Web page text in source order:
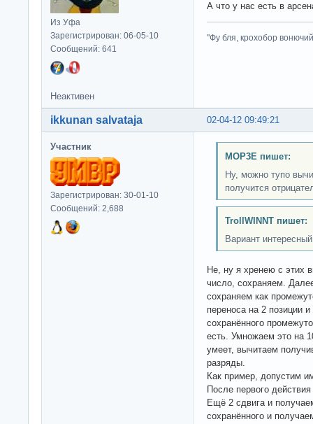
Из Уфа
Зарегистрирован: 06-05-10
Сообщений: 641
А что у нас есть в
"Фу бля, крохобор
Неактивен
02-04-12 09:49:21
ikkunan salvataja
Участник
Зарегистрирован: 30-01-10
Сообщений: 2,688
MOP3E пишет:
Ну, можно тупо
получится
TrollWINNT пишет:
Вариант
Не, ну я хренею с этих
число, сохраняем.
сохраняем как
переноса на 2 позиции
сохранённого
есть. Умножаем это на
умеет, вычитаем
разряды.
Как пример, допустим
После первого
Ещё 2 сдвига и
сохранённого и